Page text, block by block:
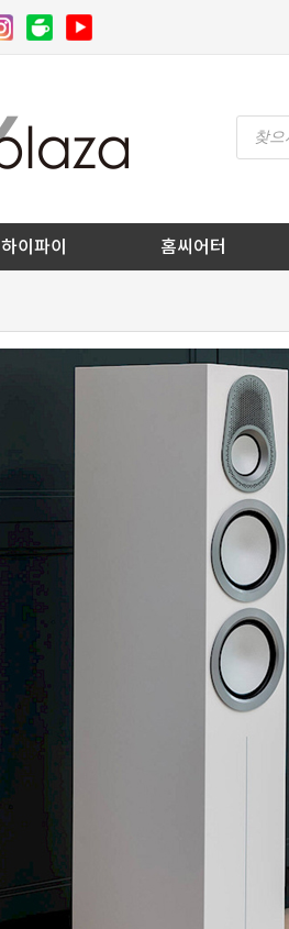
Products
search
하이파이 홈씨어터